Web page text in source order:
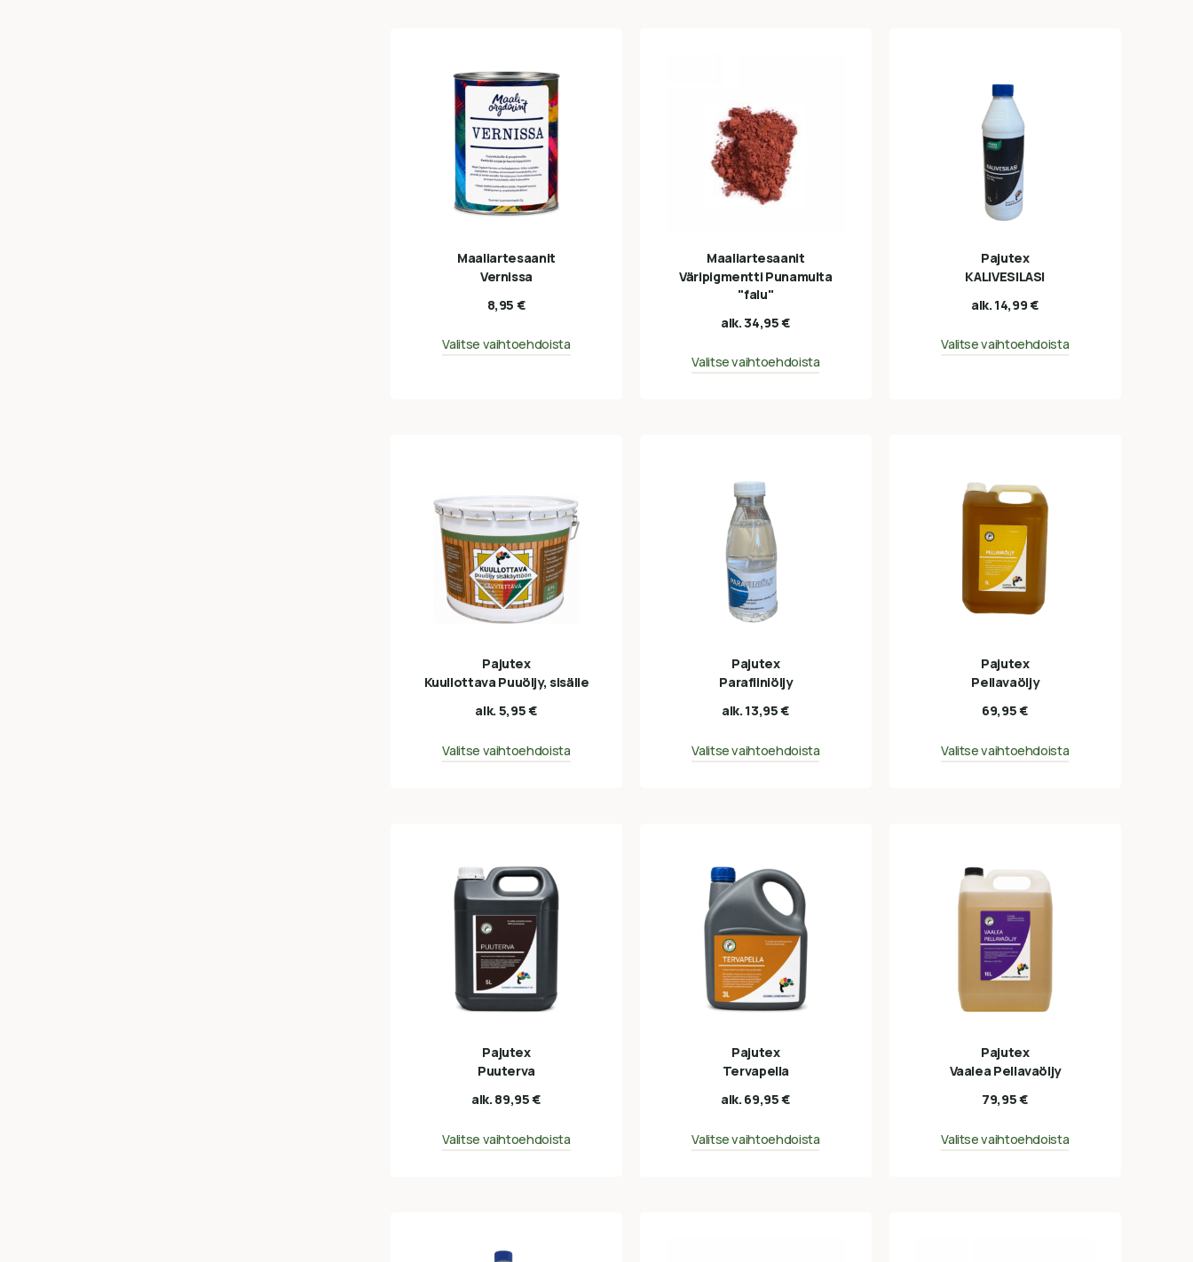
Maaliartesaanit
Vernissa
8,95 €
Valitse vaihtoehdoista
Maaliartesaanit
Väripigmentti Punamulta
"falu"
alk.34,95€
Valitse vaihtoehdoista
Pajutex
KALIVESILASI
alk. 14,99€
Valitse vaihtoehdoista
Pajutex
Kuullottava Puuöljy, sisälle
alk. 5,95€
Valitse vaihtoehdoista
Pajutex
Parafiiniöljy
alk. 13,95€
Valitse vaihtoehdoista
Pajutex
Pellavaöljy
69,95€
Valitse vaihtoehdoista
Pajutex
Puuterva
alk. 89,95€
Valitse vaihtoehdoista
Pajutex
Tervapella
alk. 69,95€
Valitse vaihtoehdoista
Pajutex
Vaalea Pellavaöljy
79,95€
Valitse vaihtoehdoista